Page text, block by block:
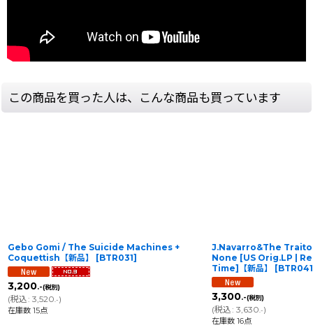
この商品を買った人は、こんな商品も買っています
Gebo Gomi / The Suicide Machines +
Coquettish【新品】
[BTR031]
3,200.-(税別)
(税込: 3,520 .-)
在庫数 15点
J.Navarro&The
None [US Orig.LP |
Time]【新品】
[BTR041
3,300.-(税別)
(税込: 3,630 .-)
在庫数 16点